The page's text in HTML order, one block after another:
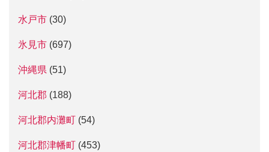
水戸市 (30)
氷見市 (697)
沖縄県 (51)
河北郡 (188)
河北郡内灘町 (54)
河北郡津幡町 (453)